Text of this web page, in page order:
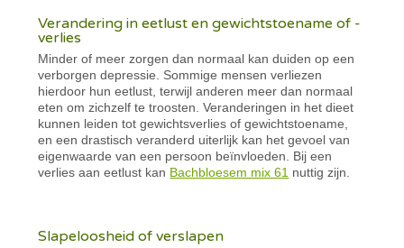
Verandering in eetlust en gewichtstoename of -
verlies
Minder of meer zorgen dan normaal kan duiden op een
verborgen depressie. Sommige mensen verliezen
hierdoor hun eetlust, terwijl anderen meer dan normaal
eten om zichzelf te troosten. Veranderingen in het dieet
kunnen leiden tot gewichtsverlies of gewichtstoename,
en een drastisch veranderd uiterlijk kan het gevoel van
eigenwaarde van een persoon beïnvloeden. Bij een
verlies aan eetlust kan Bachbloesem mix 61 nuttig zijn.
Slapeloosheid of verslapen